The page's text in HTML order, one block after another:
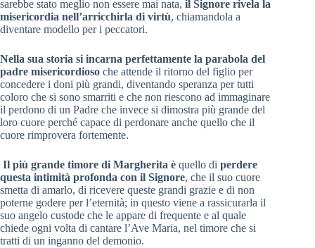
sarebbe stato meglio non essere mai nata, il Signore rivela la
misericordia nell’arricchirla di virtù, chiamandola a
diventare modello per i peccatori.
Nella sua storia si incarna perfettamente la parabola del
padre misericordioso che attende il ritorno del figlio per
concedere i doni più grandi, diventando speranza per tutti
coloro che si sono smarriti e che non riescono ad immaginare
il perdono di un Padre che invece si dimostra più grande del
loro cuore perché capace di perdonare anche quello che il
cuore rimprovera fortemente.
Il più grande timore di Margherita è quello di perdere
questa intimità profonda con il Signore, che il suo cuore
smetta di amarlo, di ricevere queste grandi grazie e di non
poterne godere per l’eternità; in questo viene a rassicurarla il
suo angelo custode che le appare di frequente e al quale
chiede ogni volta di cantare l’Ave Maria, nel timore che si
tratti di un inganno del demonio.